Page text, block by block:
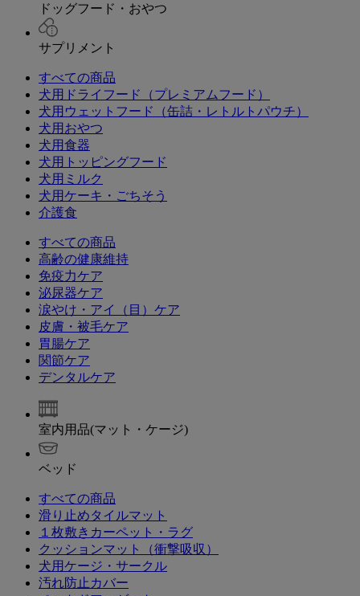
ドッグフード・おやつ
サプリメント
すべての商品
犬用ドライフード（プレミアムフード）
犬用ウェットフード（缶詰・レトルトパウチ）
犬用おやつ
犬用食器
犬用トッピングフード
犬用ミルク
犬用ケーキ・ごちそう
介護食
すべての商品
高齢の健康維持
免疫力ケア
泌尿器ケア
涙やけ・アイ（目）ケア
皮膚・被毛ケア
胃腸ケア
関節ケア
デンタルケア
室内用品(マット・ケージ)
ベッド
すべての商品
滑り止めタイルマット
１枚敷きカーペット・ラグ
クッションマット（衝撃吸収）
犬用ケージ・サークル
汚れ防止カバー